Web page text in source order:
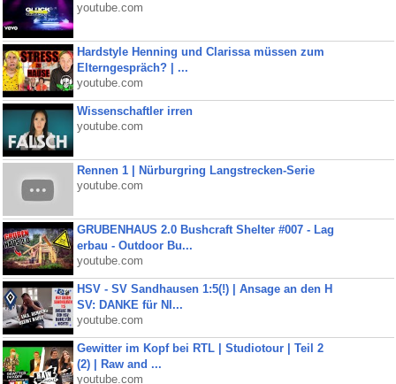
youtube.com
Hardstyle Henning und Clarissa müssen zum
Elterngespräch? | ...
youtube.com
Wissenschaftler irren
youtube.com
Rennen 1 | Nürburgring Langstrecken-Serie
youtube.com
GRUBENHAUS 2.0 Bushcraft Shelter #007 - Lag
erbau - Outdoor Bu...
youtube.com
HSV - SV Sandhausen 1:5(!) | Ansage an den H
SV: DANKE für NI...
youtube.com
Gewitter im Kopf bei RTL | Studiotour | Teil 2
(2) | Raw and ...
youtube.com